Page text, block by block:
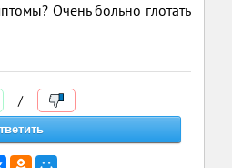
Очень больно глотать
/